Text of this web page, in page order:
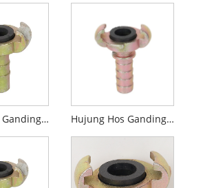
Hujung Hos Gandingan Universal Jenis Eropah Hujung Hos Gandingan Universal Jenis Eropah Dengan Colalr